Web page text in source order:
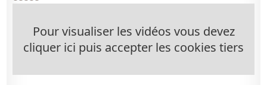
Pour visualiser les vidéos vous devez
cliquer ici puis accepter les cookies tiers